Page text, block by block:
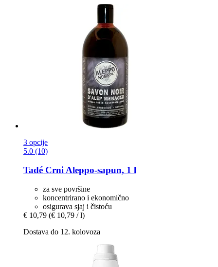
3 opcije
5.0 (10)
Tadé Crni Aleppo-​sapun, 1 l
za sve površine
koncentrirano i ekonomično
osigurava sjaj i čistoću
€ 10,79 (€ 10,79 / l)
Dostava do 12. kolovoza